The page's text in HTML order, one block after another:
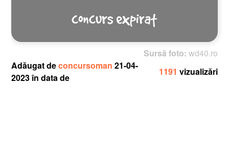
Sursă foto:wd40.ro
Adăugat deconcursoman21-04-
2023 în data de
1191vizualizări